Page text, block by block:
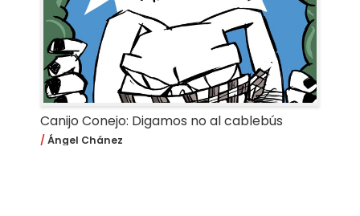
Canijo Conejo: Digamos no al cablebús
Ángel Chánez